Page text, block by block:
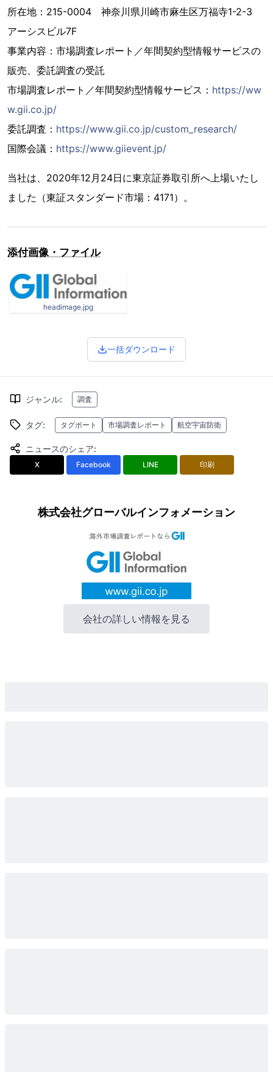
所在地：215-0004 神奈川県川崎市麻生区万福寺1-2-3
アーシスビル7F
事業内容：市場調査レポート／年間契約型情報サービスの
販売、委託調査の受託
市場調査レポート／年間契約型情報サービス： https://ww
w.gii.co.jp/
委託調査： https://www.gii.co.jp/custom_research/
国際会議： https://www.giievent.jp/
当社は、2020年12月24日に東京証券取引所へ上場いたし
ました（東証スタンダード市場：4171）。
添付画像・ファイル
headimage.jpg
一括ダウンロード
ジャンル: 調査
タグ: タグボート 市場調査レポート 航空宇宙防衛
ニュースのシェア:
X Facebook LINE 印刷
株式会社グローバルインフォメーション
会社の詳しい情報を見る